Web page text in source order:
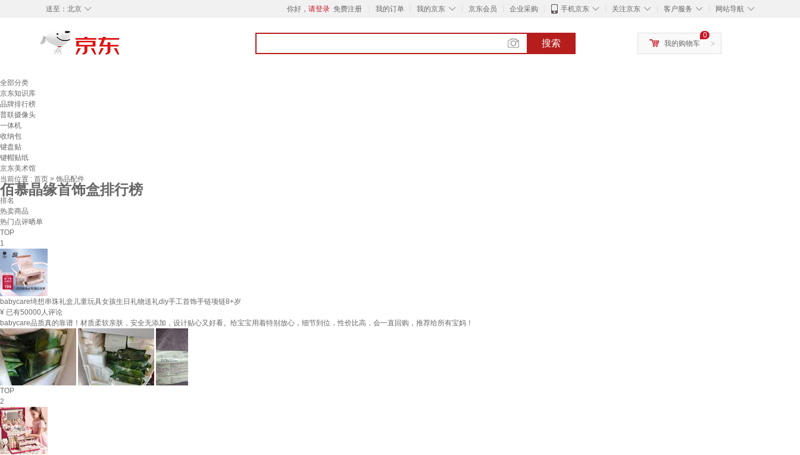
◇
送至： 北京 你好， 请登录 免费注册 我的订单 ◇
我的京东 京东会员 企业采购 ◇
手机京东 ◇
关注京东 ◇
客户服务 ◇
网站导航
搜索 >
0
我的购物车
全部分类
京东知识库
品牌排行榜
普联摄像头
一体机
收纳包
键盘贴
键帽贴纸
京东美术馆
当前位置 : 首页 > 饰品配件
佰慕晶缘首饰盒排行榜
排名
热卖商品
热门点评晒单
TOP
1
babycare绮想串珠礼盒儿童玩具女孩生日礼物送礼diy手工首饰手链项链8+岁
¥ 已有50000人评论
babycare品质真的靠谱！材质柔软亲肤，安全无添加，设计贴心又好看。给宝宝用着特别放心，细节到位，性价比高，会一直回购，推荐给所有宝妈！
TOP
2